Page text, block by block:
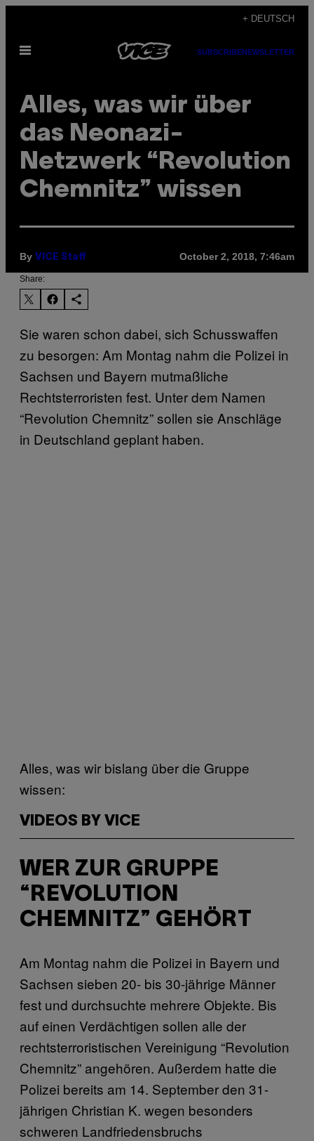
content
+ DEUTSCH
Open
SUBSCRIBENEWSLETTER
Alles, was wir über
das Neonazi-
Netzwerk “Revolution
Chemnitz” wissen
By VICE Staff October 2, 2018, 7:46am
Share:
Sie waren schon dabei, sich Schusswaffen
zu besorgen: Am Montag nahm die Polizei in
Sachsen und Bayern mutmaßliche
Rechtsterroristen fest. Unter dem Namen
“Revolution Chemnitz” sollen sie Anschläge
in Deutschland geplant haben.
Alles, was wir bislang über die Gruppe
wissen:
VIDEOS BY VICE
WER ZUR GRUPPE
“REVOLUTION
CHEMNITZ” GEHÖRT
Am Montag nahm die Polizei in Bayern und
Sachsen sieben 20- bis 30-jährige Männer
fest und durchsuchte mehrere Objekte. Bis
auf einen Verdächtigen sollen alle der
rechtsterroristischen Vereinigung “Revolution
Chemnitz” angehören. Außerdem hatte die
Polizei bereits am 14. September den 31-
jährigen Christian K. wegen besonders
schweren Landfriedensbruchs